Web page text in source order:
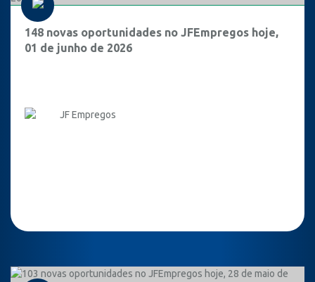
148 novas oportunidades no JFEmpregos hoje,
01 de junho de 2026
JF Empregos